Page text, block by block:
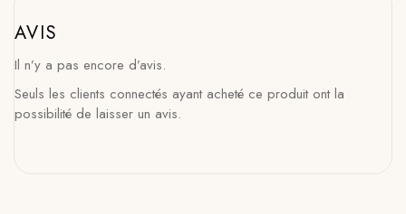
AVIS
Il n’y a pas encore d’avis.
Seuls les clients connectés ayant acheté ce produit ont la
possibilité de laisser un avis.